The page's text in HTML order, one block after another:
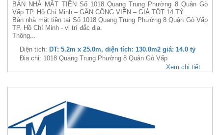
BÁN NHÀ MẶT TIỀN Số 1018 Quang Trung Phường 8 Quận Gò
Vấp TP. Hồ Chí Minh – GẦN CÔNG VIÊN – GIÁ TỐT 14 TỶ
Bán nhà mặt tiền tại Số 1018 Quang Trung Phường 8 Quận Gò Vấp
TP. Hồ Chí Minh - vị trí đắc địa.
Thông...
Diện tích: DT: 5.2m x 25.0m, diện tích: 130.0m2 giá: 14.0 tỷ
Địa chỉ: 1018 Quang Trung Phường 8 Quận Gò Vấp
Xem chi tiết